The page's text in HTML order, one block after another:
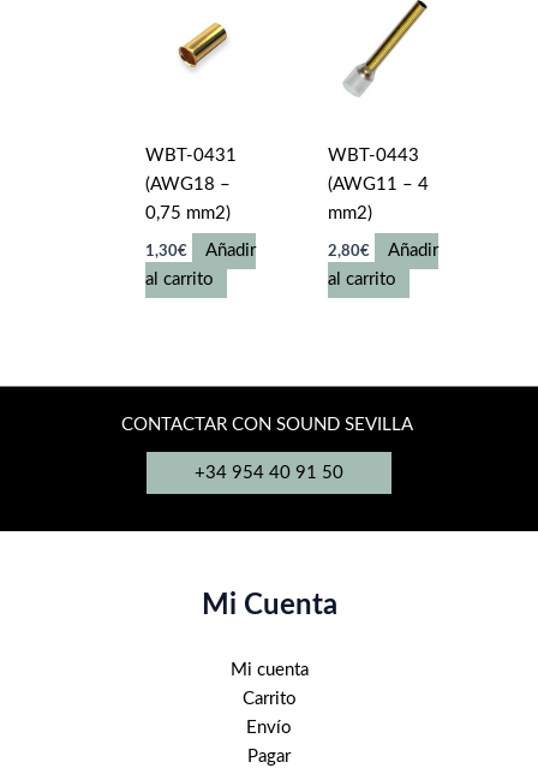
WBT-0431
(AWG18 –
0,75 mm2)
1,30€
Añadir
al carrito
WBT-0443
(AWG11 – 4
mm2)
2,80€
Añadir
al carrito
CONTACTAR CON SOUND SEVILLA
+34 954 40 91 50
Mi Cuenta
Mi cuenta
Carrito
Envío
Pagar